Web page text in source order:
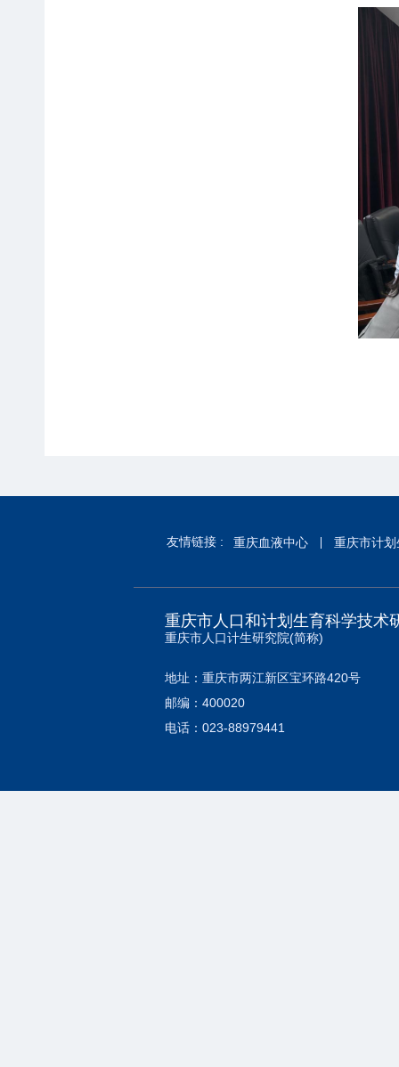
友情链接 : 重庆血液中心 重庆市计
重庆市人口和计划生育科学技术
重庆市人口计生研究院(简称)
地址：重庆市两江新区宝环路420号
邮编：400020
电话：023-88979441